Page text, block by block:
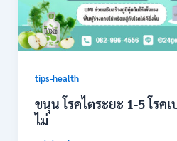
tips-health
ขนุน โรคไตระยะ 1-5 โรค
ไม่